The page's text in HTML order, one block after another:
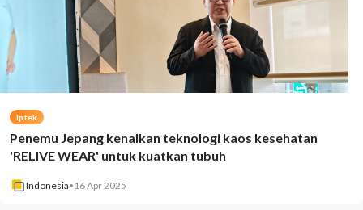
Iptek
Penemu Jepang kenalkan teknologi kaos kesehatan
'RELIVE WEAR' untuk kuatkan tubuh
Indonesia• 16 Apr 2025